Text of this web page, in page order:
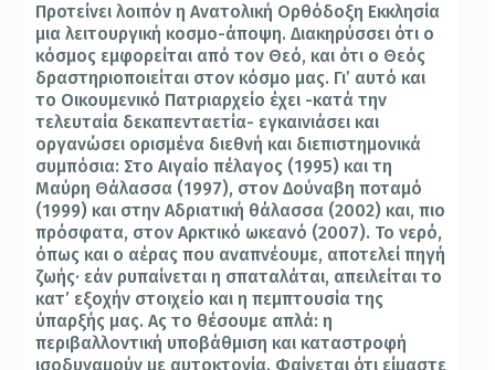
Προτείνει λοιπόν η Ανατολική Ορθόδοξη Εκκλησία
μια λειτουργική κοσμο-άποψη. Διακηρύσσει ότι ο
κόσμος εμφορείται από τον Θεό, και ότι ο Θεός
δραστηριοποιείται στον κόσμο μας. Γι’ αυτό και
το Οικουμενικό Πατριαρχείο έχει -κατά την
τελευταία δεκαπενταετία- εγκαινιάσει και
οργανώσει ορισμένα διεθνή και διεπιστημονικά
συμπόσια: Στο Αιγαίο πέλαγος (1995) και τη
Μαύρη Θάλασσα (1997), στον Δούναβη ποταμό
(1999) και στην Αδριατική θάλασσα (2002) και, πιο
πρόσφατα, στον Αρκτικό ωκεανό (2007). Το νερό,
όπως και ο αέρας που αναπνέουμε, αποτελεί πηγή
ζωής· εάν ρυπαίνεται η σπαταλάται, απειλείται το
κατ’ εξοχήν στοιχείο και η πεμπτουσία της
ύπαρξής μας. Ας το θέσουμε απλά: η
περιβαλλοντική υποβάθμιση και καταστροφή
ισοδυναμούν με αυτοκτονία. Φαίνεται ότι είμαστε